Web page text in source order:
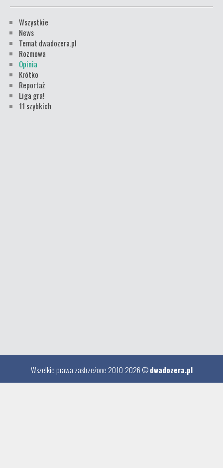
Wszystkie
News
Temat dwadozera.pl
Rozmowa
Opinia
Krótko
Reportaż
Liga gra!
11 szybkich
Wszelkie prawa zastrzeżone 2010-2026 ©dwadozera.pl